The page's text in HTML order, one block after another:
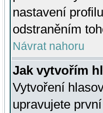
nastavení
odstraněním
Návrat nahoru
Jak vytvořím
Vytvoření
upravujete